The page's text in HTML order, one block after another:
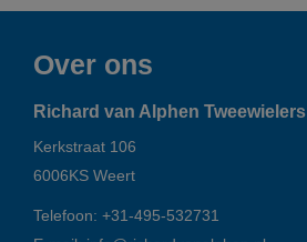
Over ons
Richard van Alphen Tweewielers
Kerkstraat 106
6006KS Weert
Telefoon: +31-495-532731